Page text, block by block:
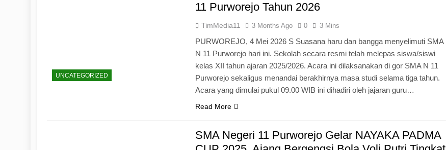
UNCATEGORIZED
11 Purworejo Tahun 2026
TimMedia11 3 Months Ago 0 3 Mins
PURWOREJO, 4 Mei 2026 S Suasana haru dan bangga menyelimuti SMA
N 11 Purworejo hari ini. Sekolah secara resmi telah melepas siswa/siswi
kelas XII tahun ajaran 2025/2026. Acara ini dilaksanakan di gor SMA N 11
Purworejo sekaligus menandai berakhirnya masa studi selama tiga tahun.
Acara yang dimulai pukul 09.00 WIB ini dihadiri oleh jajaran guru…
Read More
SMA Negeri 11 Purworejo Gelar NAYAKA PADMA